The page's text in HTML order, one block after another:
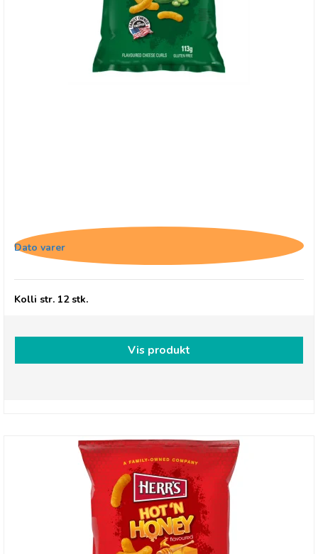
Dato varer
Kolli str. 12 stk.
Vis produkt